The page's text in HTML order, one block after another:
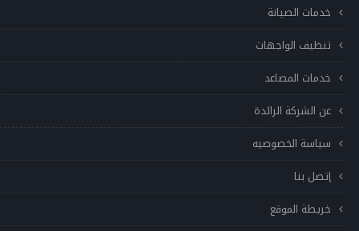
خدمات الصيانة
تنظيف الواجهات
خدمات المصاعد
عن الشركة الرائدة
سياسة الخصوصيه
إتصل بنا
خريطة الموقع